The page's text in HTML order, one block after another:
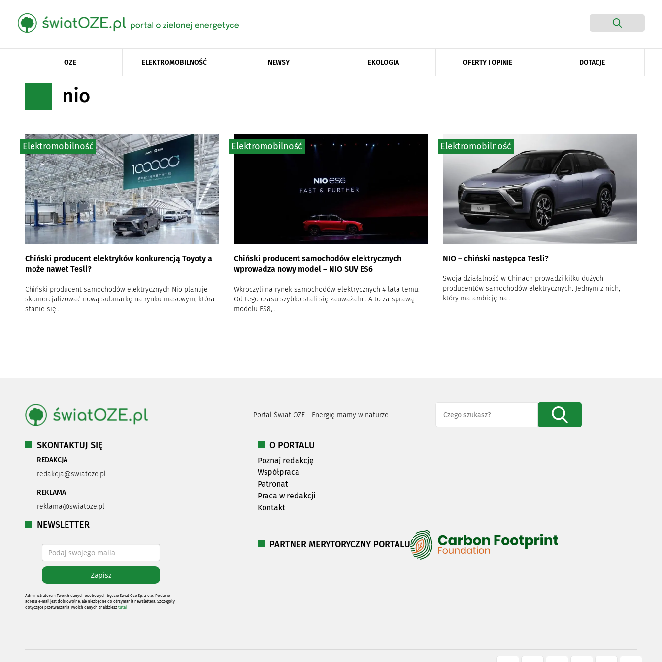
OZE ELEKTROMOBILNOŚĆ NEWSY EKOLOGIA OFERTY I OPINIE DOTACJE
nio
Chiński producent elektryków konkurencją Toyoty a
może nawet Tesli?
Chiński producent samochodów elektrycznych Nio planuje
skomercjalizować nową submarkę na rynku masowym, która
stanie się...
Elektromobilność
Chiński producent samochodów elektrycznych
wprowadza nowy model – NIO SUV ES6
Wkroczyli na rynek samochodów elektrycznych 4 lata temu.
Od tego czasu szybko stali się zauważalni. A to za sprawą
modelu ES8,...
Elektromobilność
NIO – chiński następca Tesli?
Swoją działalność w Chinach prowadzi kilku dużych
producentów samochodów elektrycznych. Jednym z nich,
który ma ambicję na...
Elektromobilność
Portal Świat OZE - Energię mamy w naturze
SKONTAKTUJ SIĘ
REDAKCJA
redakcja@swiatoze.pl
REKLAMA
reklama@swiatoze.pl
NEWSLETTER
Administratorem Twoich danych osobowych będzie Świat Oze Sp. z o.o. Podanie
adresu e-mail jest dobrowolne, ale niezbędne do otrzymania newslettera. Szczegóły
dotyczące przetwarzania Twoich danych znajdziesz tutaj
O PORTALU
Poznaj redakcję
Współpraca
Patronat
Praca w redakcji
Kontakt
PARTNER MERYTORYCZNY PORTALU